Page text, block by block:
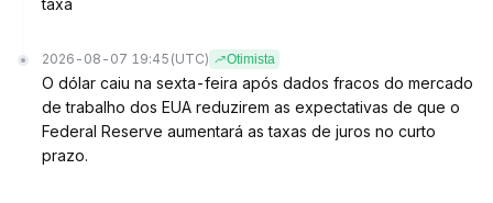
taxa
2026-08-07 19:45 (UTC) Otimista
O dólar caiu na sexta-feira após dados fracos do mercado
de trabalho dos EUA reduzirem as expectativas de que o
Federal Reserve aumentará as taxas de juros no curto
prazo.